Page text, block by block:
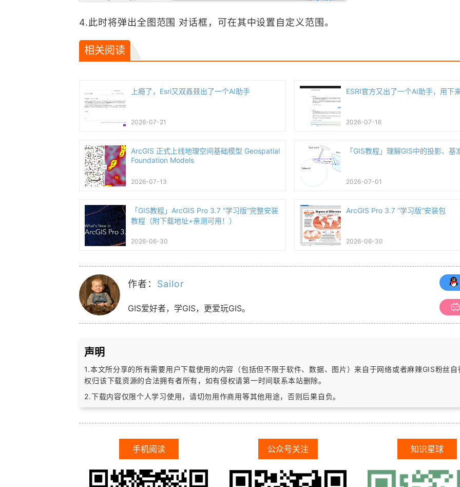
4.此时将弹出全图范围 对话框，可在其中设置自定义范围。
相关阅读
上瘾了，Esri又双叒叕出了一个AI助手
2026-07-21
ESRI官方又出了一个AI助手，用下
2026-07-16
ArcGIS 正式上线地理空间基础模型 Geospatial
Foundation Models
2026-07-13
「GIS教程」理解GIS中的投影、基
2026-07-01
「GIS教程」ArcGIS Pro 3.7 “学习版”完整安装
教程（附下载地址+亲测可用！）
2026-06-30
ArcGIS Pro 3.7 “学习版”安装包
2026-06-30
作者： Sailor
GIS爱好者，学GIS，更爱玩GIS。
声明
1.本文所分享的所有需要用户下载使用的内容（包括但不限于软件、数据、图片）来自于网络或者麻辣GIS粉丝自
权归该下载资源的合法拥有者所有， 如有侵权请第一时间联系本站删除。
2.下载内容仅限个人学习使用，请切勿用作商用等其他用途，否则后果自负。
手机阅读 公众号关注 知识星球